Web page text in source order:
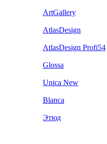
ArtGallery
AtlasDesign
AtlasDesign Profi54
Glossa
Unica New
Blanca
Этюд